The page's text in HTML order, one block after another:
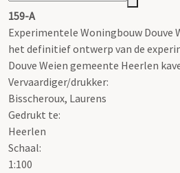
159-A
Experimentele Woningbouw Douve
het definitief ontwerp van de
Douve Weien gemeente Heerlen
Vervaardiger/drukker:
Bisscheroux, Laurens
Gedrukt te:
Heerlen
Schaal:
1:100